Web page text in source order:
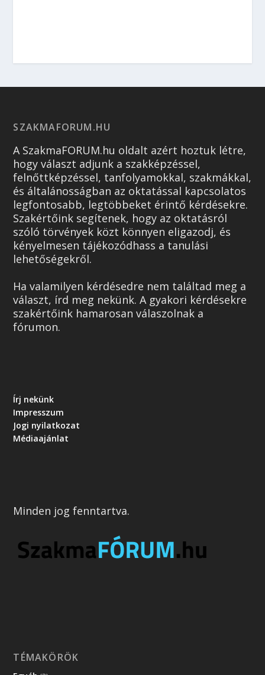
SZAKMAFORUM.HU
A SzakmaFORUM.hu oldalt azért hoztuk létre,
hogy választ adjunk a szakképzéssel,
felnőttképzéssel, tanfolyamokkal, szakmákkal,
és általánosságban az oktatással kapcsolatos
legfontosabb, legtöbbeket érintő kérdésekre.
Szakértőink segítenek, hogy az oktatásról
szóló törvények közt könnyen eligazodj, és
kényelmesen tájékozódhass a tanulási
lehetőségekről.
Ha valamilyen kérdésedre nem találtad meg a
választ, írd meg nekünk. A gyakori kérdésekre
szakértőink hamarosan válaszolnak a
fórumon.
Írj nekünk
Impresszum
Jogi nyilatkozat
Médiaajánlat
Minden jog fenntartva.
TÉMAKÖRÖK